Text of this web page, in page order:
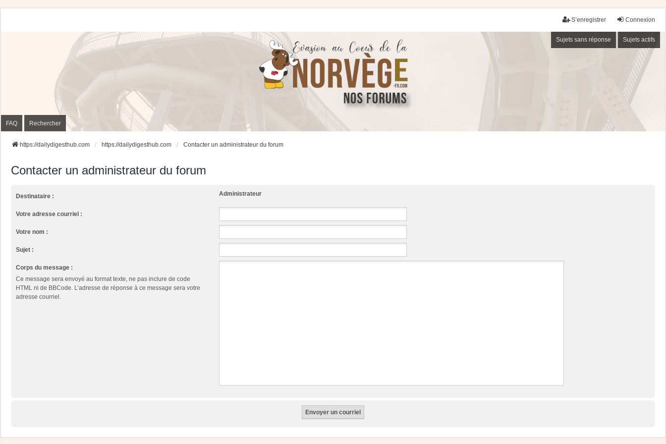
Connexion
S’enregistrer
Sujets sans réponse Sujets actifs
FAQ Rechercher
https://dailydigesthub.com https://dailydigesthub.com Contacter un administrateur du forum
Contacter un administrateur du forum
Destinataire : Administrateur
Votre adresse courriel :
Votre nom :
Sujet :
Corps du message :
Ce message sera envoyé au format texte, ne pas inclure de code
HTML ni de BBCode. L’adresse de réponse à ce message sera votre
adresse courriel.